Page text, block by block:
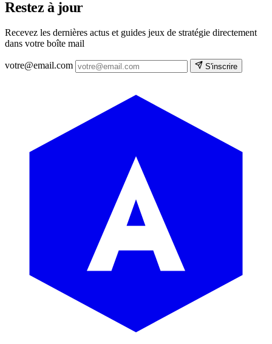
Restez à jour
Recevez les dernières actus et guides jeux de stratégie directement
dans votre boîte mail
votre@email.com S'inscrire